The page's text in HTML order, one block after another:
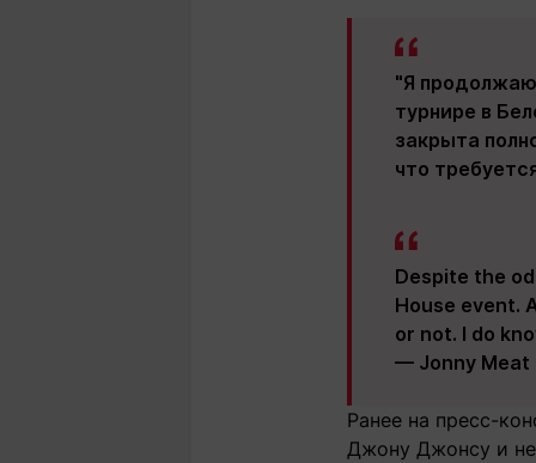
"Я продолжаю
турнире в
закрыта
что
Despite the
House event.
or not. I do
— Jonny Meat
Ранее на пресс-
Джону Джонсу и не